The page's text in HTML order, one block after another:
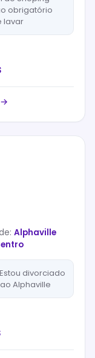
obrigatório
lavar
Alphaville
divorciado
Alphaville